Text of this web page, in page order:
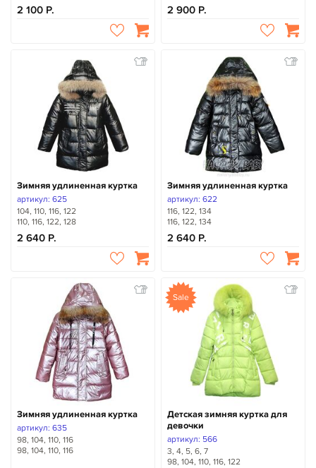
2 100 2 900
Зимняя удлиненная куртка
артикул: 625
104, 110, 116, 122
110, 116, 122, 128
2 640
Зимняя удлиненная куртка
артикул: 622
116, 122, 134
116, 122, 134
2 640
Зимняя удлиненная куртка
артикул: 635
98, 104, 110, 116
98, 104, 110, 116
Sale
Детская зимняя куртка для
девочки
артикул: 566
3, 4, 5, 6, 7
98, 104, 110, 116, 122